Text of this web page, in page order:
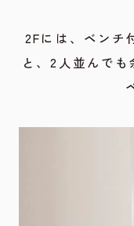
2Fには、ベンチ
と、2人並んで